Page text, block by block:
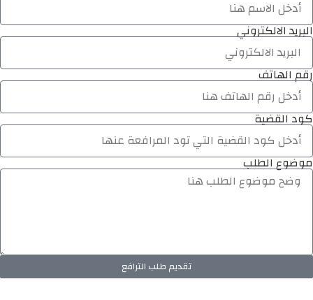
البريد الالكتروني
رقم الهاتف
كود القضية
موضوع الطلب
تقديم طلب الترافع